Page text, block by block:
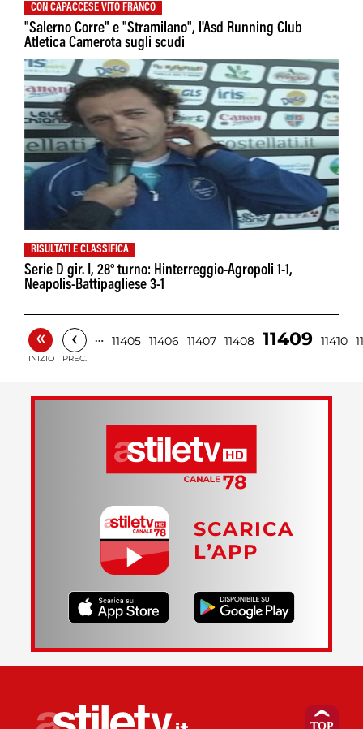
CON CAPACCESE VITO FRANCO
"Salerno Corre" e "Stramilano", l'Asd Running Club
Atletica Camerota sugli scudi
RISULTATI E CLASSIFICA
Serie D gir. I, 28° turno: Hinterreggio-Agropoli 1-1,
Neapolis-Battipagliese 3-1
«
INIZIO
‹
PREC.
… 11405 11406 11407 11408 11409 11410
SCARICA
L’APP